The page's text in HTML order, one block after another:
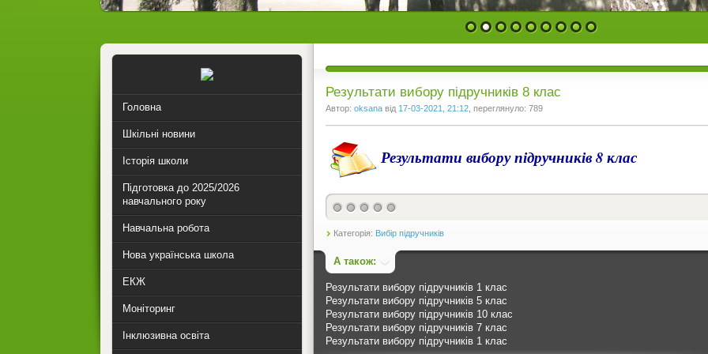
1 2 3 4 5 6 7 8 9
Результати вибору підручників 8 клас
Автор: oksana від 17-03-2021, 21:12 , переглянуло: 789
Результати вибору підручників 8 клас
Категорія: Вибір підручників
А також:
Результати вибору підручників 1 клас
Результати вибору підручників 5 клас
Результати вибору підручників 10 клас
Результати вибору підручників 7 клас
Результати вибору підручників 1 клас
Головна
Шкільні новини
Історія школи
Підготовка до 2025/2026
навчального року
Навчальна робота
Нова українська школа
ЕКЖ
Моніторинг
Інклюзивна освіта